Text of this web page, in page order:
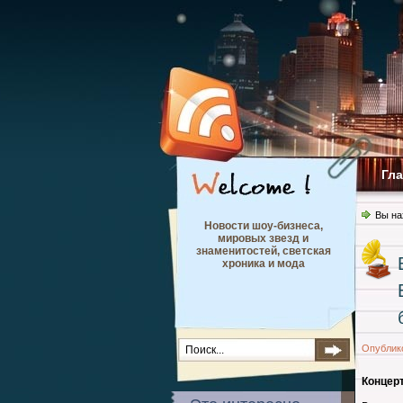
Новости шоу-бизнеса,
мировых звезд и
знаменитостей, светская
хроника и мода
Вы